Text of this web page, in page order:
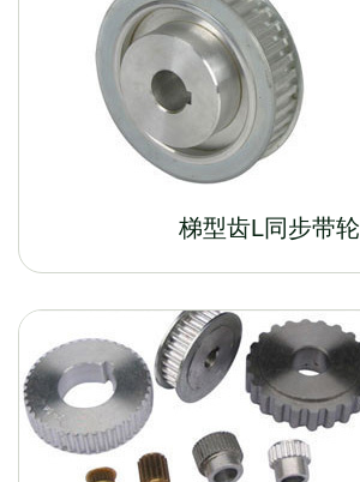
梯型齿L同步带轮